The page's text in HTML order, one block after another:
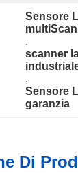
Sensore
,
scanner
,
Sensore
garanzia
Di